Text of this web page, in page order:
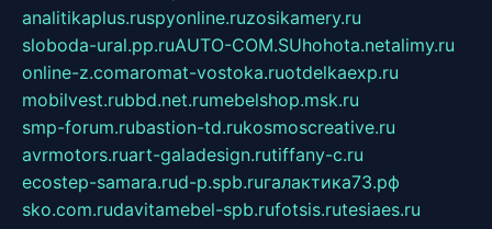
analitikaplus.ruspyonline.ruzosikamery.ru
sloboda-ural.pp.ruAUTO-COM.SUhohota.netalimy.ru
online-z.comaromat-vostoka.ruotdelkaexp.ru
mobilvest.rubbd.net.rumebelshop.msk.ru
smp-forum.rubastion-td.rukosmoscreative.ru
avrmotors.ruart-galadesign.rutiffany-c.ru
ecostep-samara.rud-p.spb.ruгалактика73.рф
sko.com.rudavitamebel-spb.rufotsis.rutesiaes.ru